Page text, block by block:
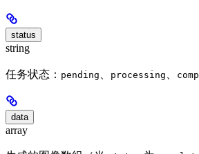
status
string
任务状态： pending processing
data
array